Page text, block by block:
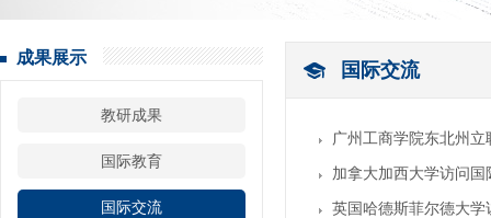
成果展示
教研成果
国际教育
国际交流
国际交流
广州工商学院东北州
加拿大加西大学访问国
英国哈德斯菲尔德大学